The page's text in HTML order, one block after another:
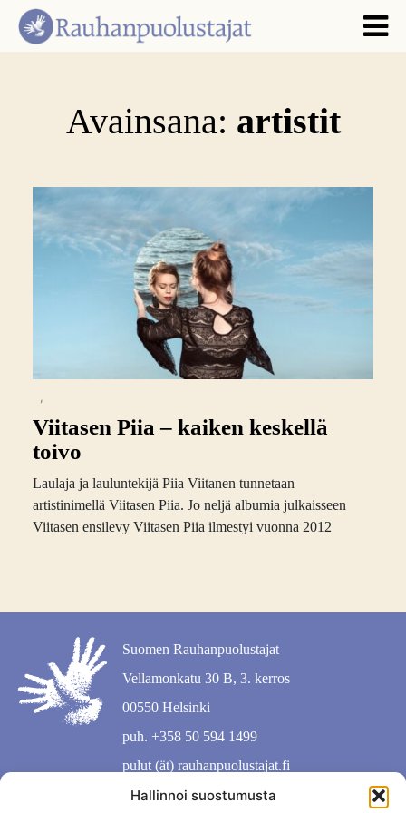
Hallinnoi suostumusta
Avainsana: artistit
Viitasen Piia – kaiken keskellä
toivo
Laulaja ja lauluntekijä Piia Viitanen tunnetaan
artistinimellä Viitasen Piia. Jo neljä albumia julkaisseen
Viitasen ensilevy Viitasen Piia ilmestyi vuonna 2012
Suomen Rauhanpuolustajat
Vellamonkatu 30 B, 3. kerros
00550 Helsinki
puh. +358 50 594 1499
pulut (ät) rauhanpuolustajat.fi